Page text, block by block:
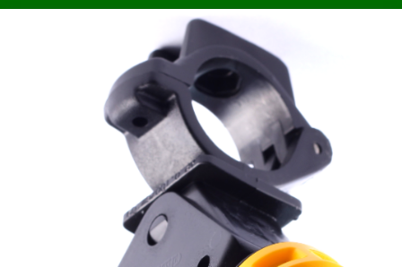
Reclamaciones y devoluciones
Agroplast Marcin
sklep@agroplast.pl
+48 82 567 39 51